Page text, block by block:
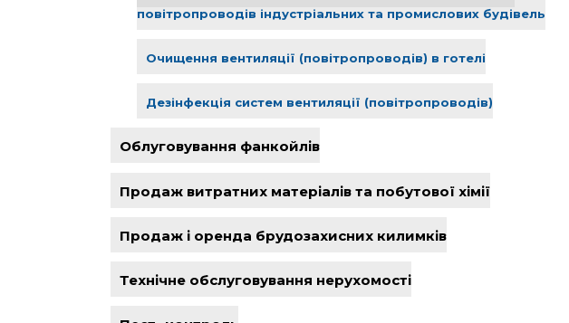
повітропроводів індустріальних та промислових будівель
Очищення вентиляції (повітропроводів) в готелі
Дезінфекція систем вентиляції (повітропроводів)
Облуговування фанкойлів
Продаж витратних матеріалів та побутової хімії
Продаж і оренда брудозахисних килимків
Технічне обслуговування нерухомості